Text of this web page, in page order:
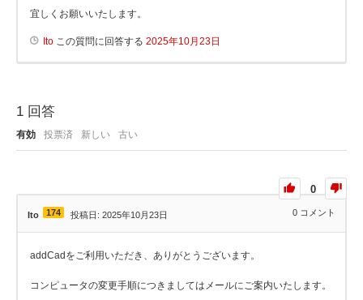
宜しくお願いいたします。
Ito この質問に回答する 2025年10月23日
1 回答
有効 投票済 新しい 古い
0
Ito 174 投稿日: 2025年10月23日 0 コメント
addCadをご利用いただき、ありがとうございます。
コンピュータの変更手順につきましてはメールにご案内いたします。